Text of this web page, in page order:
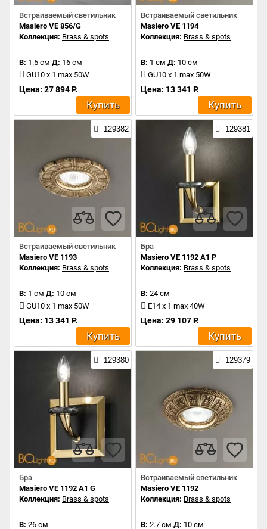
Встраиваемый светильник
Masiero VE 856/G
Коллекция: Brass & spots
В: 1.5 см Д: 16 см
GU10 x 1 max 50W
Цена: 27 894 Р.
Купить
Встраиваемый светильник
Masiero VE 1194
Коллекция: Brass & spots
В: 1 см Д: 10 см
GU10 x 1 max 50W
Цена: 13 341 Р.
Купить
129382
Встраиваемый светильник
Masiero VE 1193
Коллекция: Brass & spots
В: 1 см Д: 10 см
GU10 x 1 max 50W
Цена: 13 341 Р.
Купить
129381
Бра
Masiero VE 1192 A1 P
Коллекция: Brass & spots
В: 24 см
E14 x 1 max 40W
Цена: 29 107 Р.
Купить
129380
Бра
Masiero VE 1192 A1 G
Коллекция: Brass & spots
В: 26 см
129379
Встраиваемый светильник
Masiero VE 1192
Коллекция: Brass & spots
В: 2.7 см Д: 10 см